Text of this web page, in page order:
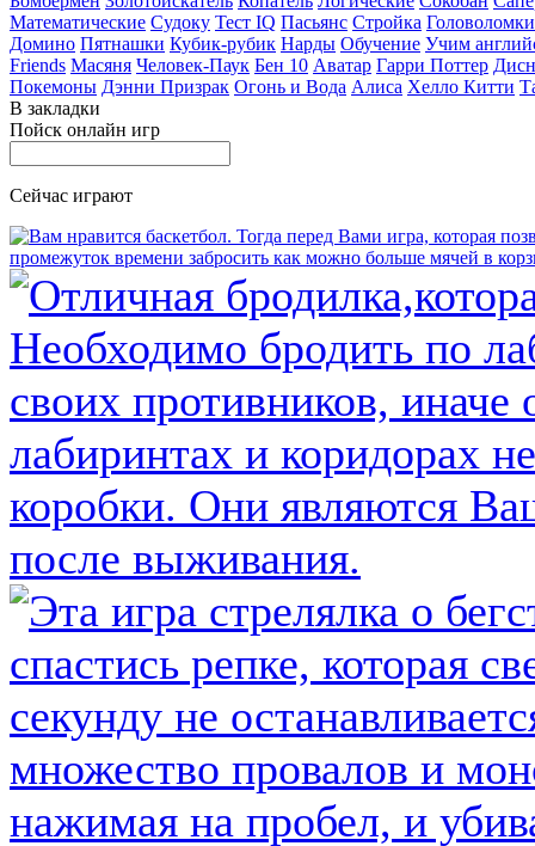
Математические Судоку Тест IQ Пасьянс Стройка Головоломки
Домино Пятнашки Кубик-рубик Нарды Обучение Учим
Friends Масяня Человек-Паук Бен 10 Аватар Гарри Поттер
Покемоны Дэнни Призрак Огонь и Вода Алиса Хелло Китти
В закладки
Пойск онлайн игр
Сейчас играют